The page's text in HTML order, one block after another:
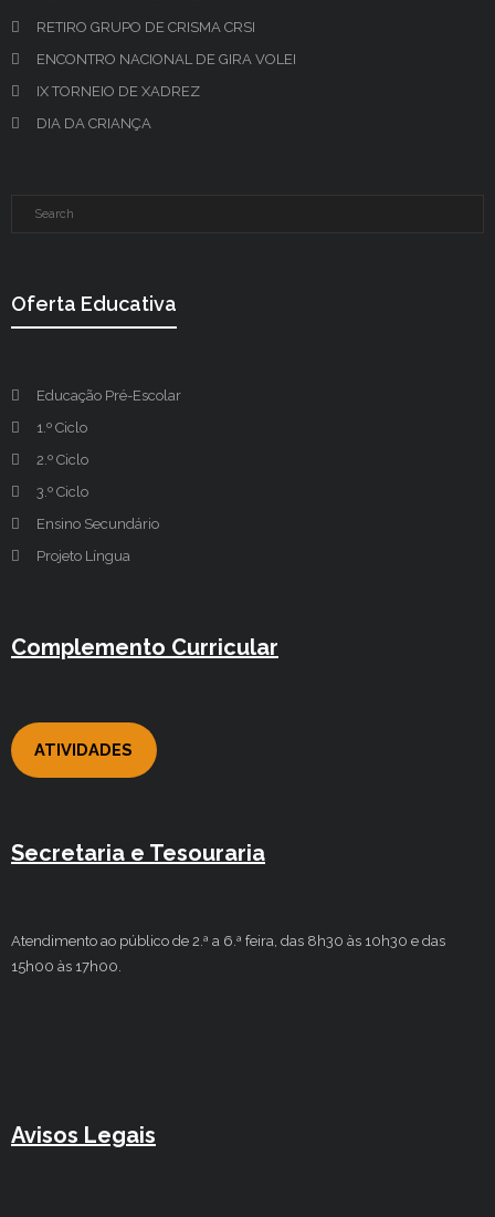
RETIRO GRUPO DE CRISMA CRSI
ENCONTRO NACIONAL DE GIRA VOLEI
IX TORNEIO DE XADREZ
DIA DA CRIANÇA
Oferta Educativa
Educação Pré-Escolar
1.º Ciclo
2.º Ciclo
3.º Ciclo
Ensino Secundário
Projeto Língua
Complemento Curricular
ATIVIDADES
Secretaria e Tesouraria
Atendimento ao público de 2.ª a 6.ª feira, das 8h30 às 10h30 e das
15h00 às 17h00.
Avisos Legais